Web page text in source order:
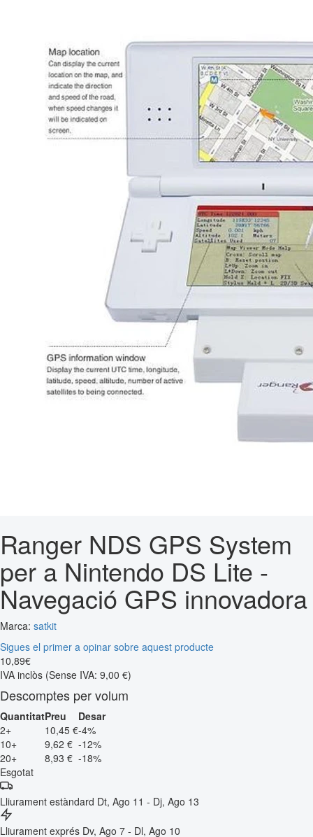
Ranger NDS GPS System
per a Nintendo DS Lite -
Navegació GPS innovadora
Marca: satkit
Sigues el primer a opinar sobre aquest producte
10,89€
IVA inclòs (Sense IVA: 9,00 €)
Descomptes per volum
QuantitatPreu
Desar
2+
10,45 €-4%
10+
9,62 € -12%
20+
8,93 € -18%
Esgotat
Lliurament estàndard Dt, Ago 11 - Dj, Ago 13
Lliurament exprés Dv, Ago 7 - Dl, Ago 10